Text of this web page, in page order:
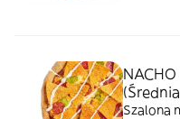
NACHO
Szalona